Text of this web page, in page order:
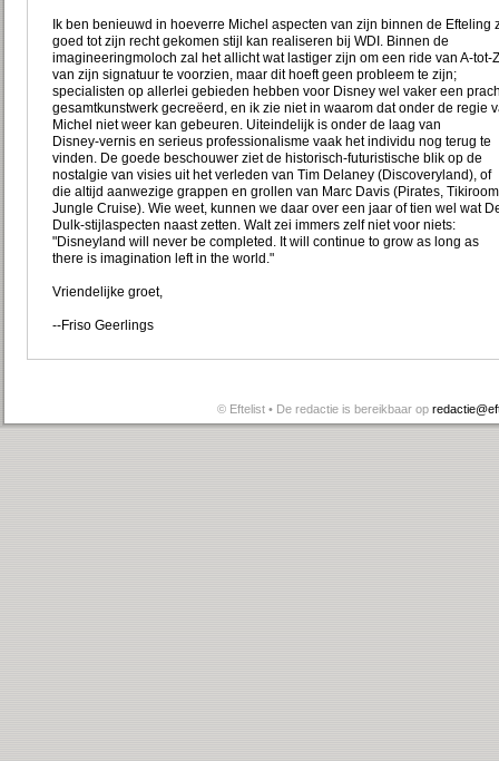
Ik ben benieuwd in hoeverre Michel aspecten van zijn binnen de Efteling
goed tot zijn recht gekomen stijl kan realiseren bij WDI. Binnen de
imagineeringmoloch zal het allicht wat lastiger zijn om een ride van A-tot-Z
van zijn signatuur te voorzien, maar dit hoeft geen probleem te zijn;
specialisten op allerlei gebieden hebben voor Disney wel vaker een
gesamtkunstwerk gecreëerd, en ik zie niet in waarom dat onder de regie
Michel niet weer kan gebeuren. Uiteindelijk is onder de laag van
Disney-vernis en serieus professionalisme vaak het individu nog terug te
vinden. De goede beschouwer ziet de historisch-futuristische blik op de
nostalgie van visies uit het verleden van Tim Delaney (Discoveryland), of
die altijd aanwezige grappen en grollen van Marc Davis (Pirates,
Jungle Cruise). Wie weet, kunnen we daar over een jaar of tien wel wat
Dulk-stijlaspecten naast zetten. Walt zei immers zelf niet voor niets:
"Disneyland will never be completed. It will continue to grow as long as
there is imagination left in the world."
Vriendelijke groet,
--Friso Geerlings
© Eftelist • De redactie is bereikbaar op